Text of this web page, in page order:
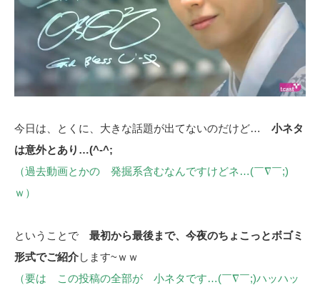
今日は、とくに、大きな話題が出てないのだけど… 小ネタ
は意外とあり…(^-^;
（過去動画とかの 発掘系含むなんですけどネ…(￣∇￣;)
ｗ）
ということで 最初から最後まで、今夜のちょこっとボゴミ
形式でご紹介します~ｗｗ
（要は この投稿の全部が 小ネタです…(￣∇￣;)ハッハッ